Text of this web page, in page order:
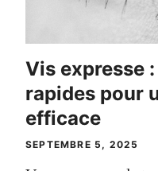
Vis expresse
rapides pour
efficace
SEPTEMBRE 5, 2025